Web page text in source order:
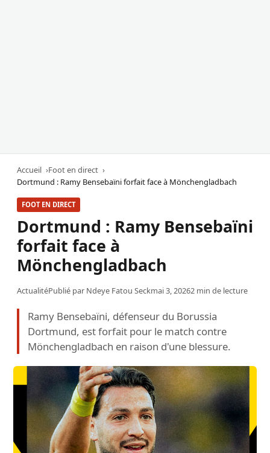
Accueil
Foot en direct
Dortmund : Ramy Bensebaïni forfait face à Mönchengladbach
FOOT EN DIRECT
Dortmund : Ramy Bensebaïni
forfait face à
Mönchengladbach
ActualitéPublié par Ndeye Fatou Seckmai 3, 20262 min de lecture
Ramy Bensebaïni, défenseur du Borussia
Dortmund, est forfait pour le match contre
Mönchengladbach en raison d'une blessure.